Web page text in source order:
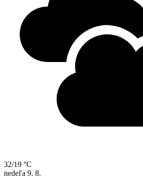
32/19 °C
nedeľa 9. 8.